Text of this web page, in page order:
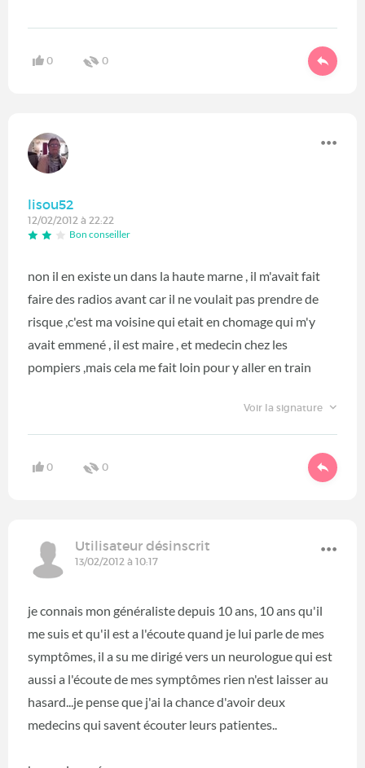
0 0
lisou52
12/02/2012 à 22:22
Bon conseiller
non il en existe un dans la haute marne , il m'avait fait
faire des radios avant car il ne voulait pas prendre de
risque ,c'est ma voisine qui etait en chomage qui m'y
avait emmené , il est maire , et medecin chez les
pompiers ,mais cela me fait loin pour y aller en train
Voir la signature
0 0
Utilisateur désinscrit
13/02/2012 à 10:17
je connais mon généraliste depuis 10 ans, 10 ans qu'il
me suis et qu'il est a l'écoute quand je lui parle de mes
symptômes, il a su me dirigé vers un neurologue qui est
aussi a l'écoute de mes symptômes rien n'est laisser au
hasard...je pense que j'ai la chance d'avoir deux
medecins qui savent écouter leurs patientes..